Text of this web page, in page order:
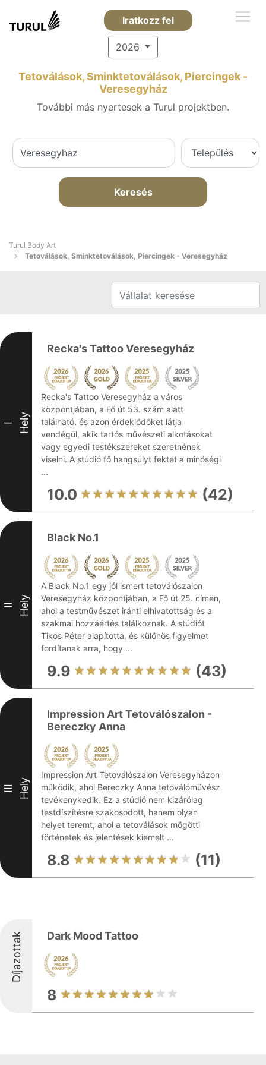
Iratkozz fel
2026
Tetoválások, Sminktetoválások, Piercingek -
Veresegyház
További más nyertesek a Turul projektben.
Keresés
Turul Body Art
Tetoválások, Sminktetoválások, Piercingek - Veresegyház
I Hely
Recka's Tattoo Veresegyház
Recka's Tattoo Veresegyház a város
központjában, a Fő út 53. szám alatt
található, és azon érdeklődőket látja
vendégül, akik tartós művészeti alkotásokat
vagy egyedi testékszereket szeretnének
viselni. A stúdió fő hangsúlyt fektet a minőségi
...
10.0 (42)
II Hely
Black No.1
A Black No.1 egy jól ismert tetoválószalon
Veresegyház központjában, a Fő út 25. címen,
ahol a testművészet iránti elhivatottság és a
szakmai hozzáértés találkoznak. A stúdiót
Tikos Péter alapította, és különös figyelmet
fordítanak arra, hogy ...
9.9 (43)
III Hely
Impression Art Tetoválószalon -
Bereczky Anna
Impression Art Tetoválószalon Veresegyházon
működik, ahol Bereczky Anna tetoválóművész
tevékenykedik. Ez a stúdió nem kizárólag
testdíszítésre szakosodott, hanem olyan
helyet teremt, ahol a tetoválások mögötti
történetek és jelentések kiemelt ...
8.8 (11)
Díjazottak Dark Mood Tattoo
8